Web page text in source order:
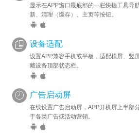
显示在APP窗口最底部的一栏快捷工具导
新、清理（缓存）、主页等按钮。
设备适配
设置APP兼容手机或平板，适配横屏、竖
藏设备顶部状态栏。
广告启动屏
在线设置广告启动屏，APP开机屏上半部
于各类广告或活动营销。